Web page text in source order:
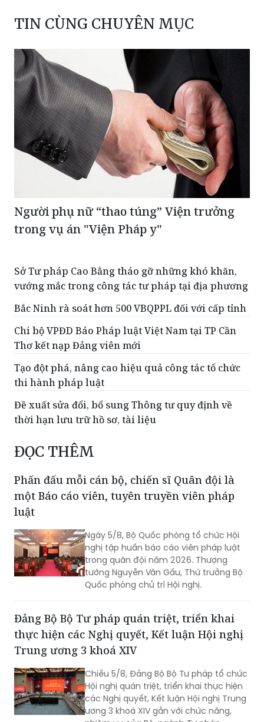
TIN CÙNG CHUYÊN MỤC
Người phụ nữ “thao túng” Viện trưởng
trong vụ án "Viện Pháp y"
Sở Tư pháp Cao Bằng tháo gỡ những khó khăn,
vướng mắc trong công tác tư pháp tại địa phương
Bắc Ninh rà soát hơn 500 VBQPPL đối với cấp tỉnh
Chi bộ VPĐD Báo Pháp luật Việt Nam tại TP Cần
Thơ kết nạp Đảng viên mới
Tạo đột phá, nâng cao hiệu quả công tác tổ chức
thi hành pháp luật
Đề xuất sửa đổi, bổ sung Thông tư quy định về
thời hạn lưu trữ hồ sơ, tài liệu
ĐỌC THÊM
Phấn đấu mỗi cán bộ, chiến sĩ Quân đội là
một Báo cáo viên, tuyên truyền viên pháp
luật
Ngày 5/8, Bộ Quốc phòng tổ chức Hội
nghị tập huấn báo cáo viên pháp luật
trong quân đội năm 2026. Thượng
tướng Nguyễn Văn Gấu, Thứ trưởng Bộ
Quốc phòng chủ trì Hội nghị.
Đảng Bộ Bộ Tư pháp quán triệt, triển khai
thực hiện các Nghị quyết, Kết luận Hội nghị
Trung ương 3 khoá XIV
Chiều 5/8, Đảng Bộ Bộ Tư pháp tổ chức
Hội nghị quán triệt, triển khai thực hiện
các Nghị quyết, Kết luận Hội nghị Trung
ương 3 khoá XIV gắn với chức năng,